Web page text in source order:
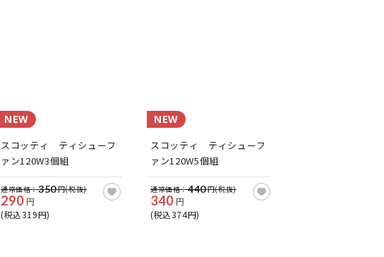
NEW
スコッティ ティシューフ
ァン120W3個組
通常価格：350円(税抜)
290 円
(税込319円)
NEW
スコッティ ティシューフ
ァン120W5個組
通常価格：440円(税抜)
340 円
(税込374円)